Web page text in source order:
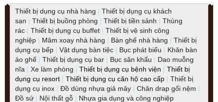
Thiết bị dụng cụ nhà hàng | Thiết bị dụng cụ khách
sạn | Thiết bị buồng phòng | Thiết bị tiền sảnh | Thùng
rác | Thiết bị dụng cụ buffet | Thiết bị vệ sinh công
nghiệp | Mâm xoay nhà hàng | Bàn ghế nhà hàng | Thiết bị
dụng cụ bếp | Vật dụng bàn tiệc | Bục phát biểu | Khăn bàn
áo ghế | Thiết bị dụng cụ bar | Bục sân khấu | Dao muỗng
nĩa | Xe làm phòng | Thiết bị dụng cụ bệnh viện | Thiết bị
dụng cụ resort | Thiết bị dụng cụ căn hộ cao cấp | Thiết bị
dụng cụ inox | Đồ dùng nhựa giả mây | Chăn drap gối nệm |
Đồ sứ | Nội thất gỗ | Nhựa gia dụng và công nghiệp